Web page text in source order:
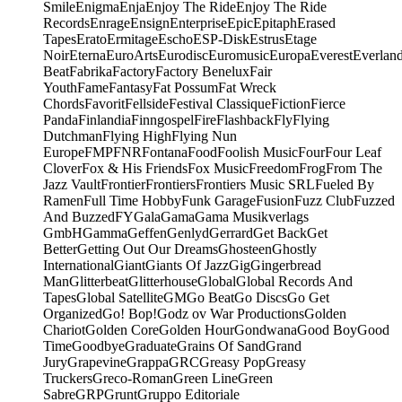
SmileEnigmaEnjaEnjoy The RideEnjoy The Ride
RecordsEnrageEnsignEnterpriseEpicEpitaphErased
TapesEratoErmitageEschoESP-DiskEstrusEtage
NoirEternaEuroArtsEurodiscEuromusicEuropaEverest
BeatFabrikaFactoryFactory BeneluxFair
YouthFameFantasyFat PossumFat Wreck
ChordsFavoritFellsideFestival ClassiqueFictionFierce
PandaFinlandiaFinngospelFireFlashbackFlyFlying
DutchmanFlying HighFlying Nun
EuropeFMPFNRFontanaFoodFoolish MusicFourFour Leaf
CloverFox & His FriendsFox MusicFreedomFrogFrom The
Jazz VaultFrontierFrontiersFrontiers Music SRLFueled By
RamenFull Time HobbyFunk GarageFusionFuzz ClubFuzzed
And BuzzedFYGalaGamaGama Musikverlags
GmbHGammaGeffenGenlydGerrardGet BackGet
BetterGetting Out Our DreamsGhosteenGhostly
InternationalGiantGiants Of JazzGigGingerbread
ManGlitterbeatGlitterhouseGlobalGlobal Records And
TapesGlobal SatelliteGMGo BeatGo DiscsGo Get
OrganizedGo! Bop!Godz ov War ProductionsGolden
ChariotGolden CoreGolden HourGondwanaGood BoyGood
TimeGoodbyeGraduateGrains Of SandGrand
JuryGrapevineGrappaGRCGreasy PopGreasy
TruckersGreco-RomanGreen LineGreen
SabreGRPGruntGruppo Editoriale